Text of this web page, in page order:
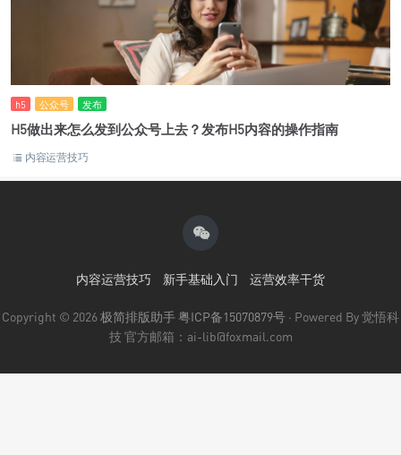
h5 公众号 发布
H5做出来怎么发到公众号上去？发布H5内容的操作指南
内容运营技巧
内容运营技巧 新手基础入门 运营效率干货
Copyright © 2026极简排版助手粤ICP备15070879号 · Powered By 觉悟科
技 官方邮箱：ai-lib@foxmail.com